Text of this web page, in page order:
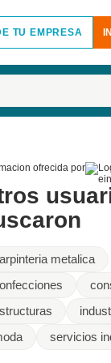
TU EMPRESA
ofrecida por
metalica
servicios